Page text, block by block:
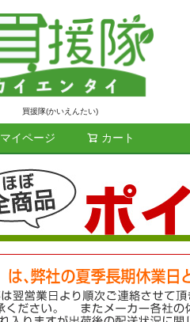
買援隊(かいえんたい)
マイページ カート
検索